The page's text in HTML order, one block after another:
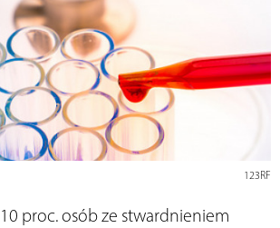
123RF
proc. osób ze stwardnieniem